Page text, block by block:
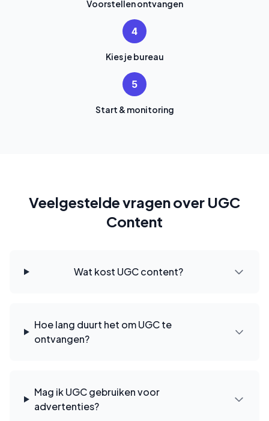
Voorstellen ontvangen
4
Kies je bureau
5
Start & monitoring
Veelgestelde vragen over UGC
Content
Wat kost UGC content?
Hoe lang duurt het om UGC te
ontvangen?
Mag ik UGC gebruiken voor
advertenties?